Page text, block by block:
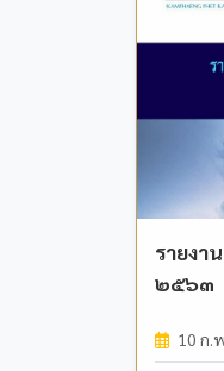
รายงา
๒๕๖๓
10 ก.